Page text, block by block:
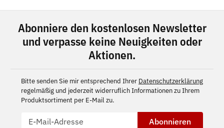
Abonniere den kostenlosen Newsletter
und verpasse keine Neuigkeiten oder
Aktionen.
Bitte senden Sie mir entsprechend Ihrer Datenschutzerklärung
regelmäßig und jederzeit widerruflich Informationen zu Ihrem
Produktsortiment per E-Mail zu.
Abonnieren